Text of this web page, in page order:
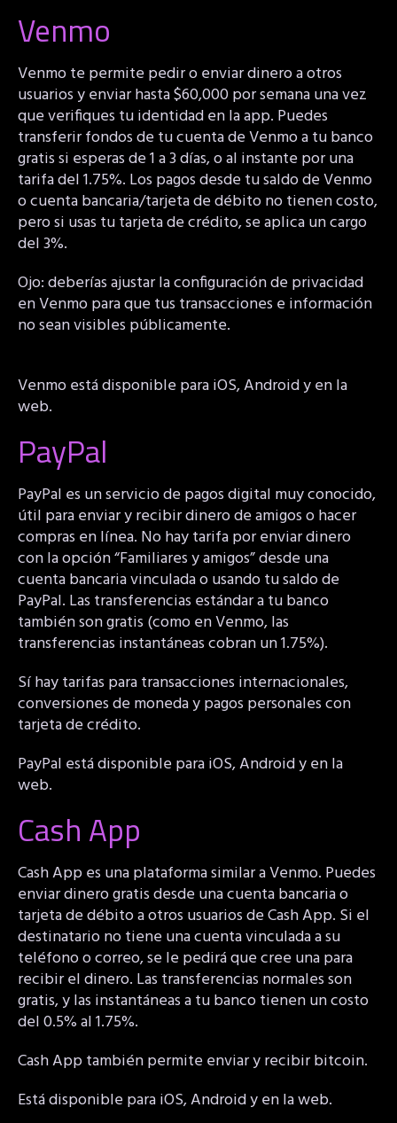
Venmo
Venmo te permite pedir o enviar dinero a otros
usuarios y enviar hasta $60,000 por semana una vez
que verifiques tu identidad en la app. Puedes
transferir fondos de tu cuenta de Venmo a tu banco
gratis si esperas de 1 a 3 días, o al instante por una
tarifa del 1.75%. Los pagos desde tu saldo de Venmo
o cuenta bancaria/tarjeta de débito no tienen costo,
pero si usas tu tarjeta de crédito, se aplica un cargo
del 3%.
Ojo: deberías ajustar la configuración de privacidad
en Venmo para que tus transacciones e información
no sean visibles públicamente.
Venmo está disponible para iOS, Android y en la
web.
PayPal
PayPal es un servicio de pagos digital muy conocido,
útil para enviar y recibir dinero de amigos o hacer
compras en línea. No hay tarifa por enviar dinero
con la opción “Familiares y amigos” desde una
cuenta bancaria vinculada o usando tu saldo de
PayPal. Las transferencias estándar a tu banco
también son gratis (como en Venmo, las
transferencias instantáneas cobran un 1.75%).
Sí hay tarifas para transacciones internacionales,
conversiones de moneda y pagos personales con
tarjeta de crédito.
PayPal está disponible para iOS, Android y en la
web.
Cash App
Cash App es una plataforma similar a Venmo. Puedes
enviar dinero gratis desde una cuenta bancaria o
tarjeta de débito a otros usuarios de Cash App. Si el
destinatario no tiene una cuenta vinculada a su
teléfono o correo, se le pedirá que cree una para
recibir el dinero. Las transferencias normales son
gratis, y las instantáneas a tu banco tienen un costo
del 0.5% al 1.75%.
Cash App también permite enviar y recibir bitcoin.
Está disponible para iOS, Android y en la web.